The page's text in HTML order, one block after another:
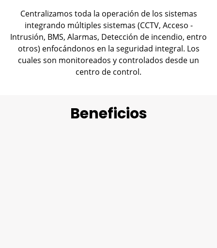
Centralizamos toda la operación de los sistemas
integrando múltiples sistemas (CCTV, Acceso -
Intrusión, BMS, Alarmas, Detección de incendio, entro
otros) enfocándonos en la seguridad integral. Los
cuales son monitoreados y controlados desde un
centro de control.
Beneficios